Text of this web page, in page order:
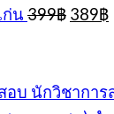
น 399฿ 389฿
อบ นักวิชากา